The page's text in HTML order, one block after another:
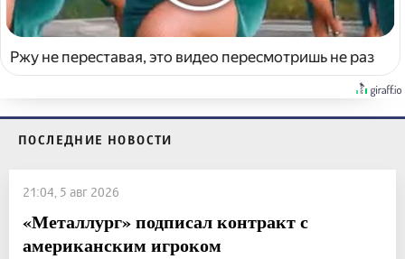
Ржу не переставая, это видео пересмотришь не раз
ПОСЛЕДНИЕ НОВОСТИ
21:04, 5 авг 2026
«Металлург» подписал контракт с
американским игроком